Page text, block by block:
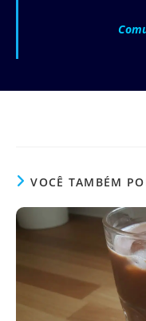
VOCÊ TAMBÉM